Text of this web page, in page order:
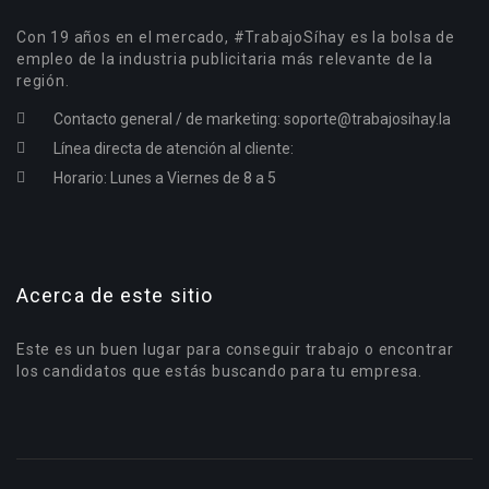
Con 19 años en el mercado, #TrabajoSíhay es la bolsa de
empleo de la industria publicitaria más relevante de la
región.
Contacto general / de marketing: soporte@trabajosihay.la
Línea directa de atención al cliente:
Horario: Lunes a Viernes de 8 a 5
Acerca de este sitio
Este es un buen lugar para conseguir trabajo o encontrar
los candidatos que estás buscando para tu empresa.